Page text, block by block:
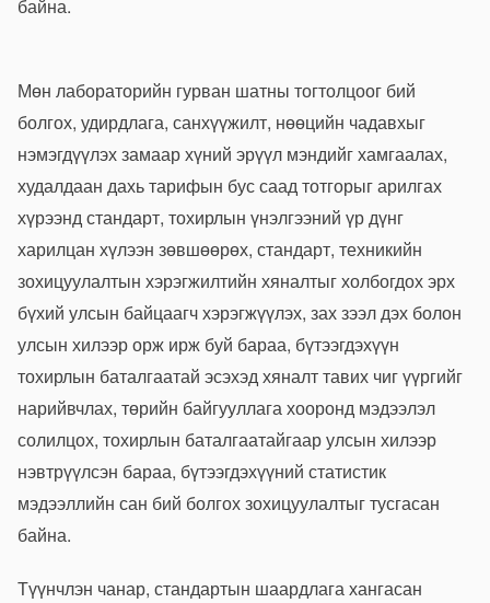
байна.
Мөн лабораторийн гурван шатны тогтолцоог бий
болгох, удирдлага, санхүүжилт, нөөцийн чадавхыг
нэмэгдүүлэх замаар хүний эрүүл мэндийг хамгаалах,
худалдаан дахь тарифын бус саад тотгорыг арилгах
хүрээнд стандарт, тохирлын үнэлгээний үр дүнг
харилцан хүлээн зөвшөөрөх, стандарт, техникийн
зохицуулалтын хэрэгжилтийн хяналтыг холбогдох эрх
бүхий улсын байцаагч хэрэгжүүлэх, зах зээл дэх болон
улсын хилээр орж ирж буй бараа, бүтээгдэхүүн
тохирлын баталгаатай эсэхэд хяналт тавих чиг үүргийг
нарийвчлах, төрийн байгууллага хооронд мэдээлэл
солилцох, тохирлын баталгаатайгаар улсын хилээр
нэвтрүүлсэн бараа, бүтээгдэхүүний статистик
мэдээллийн сан бий болгох зохицуулалтыг тусгасан
байна.
Түүнчлэн чанар, стандартын шаардлага хангасан